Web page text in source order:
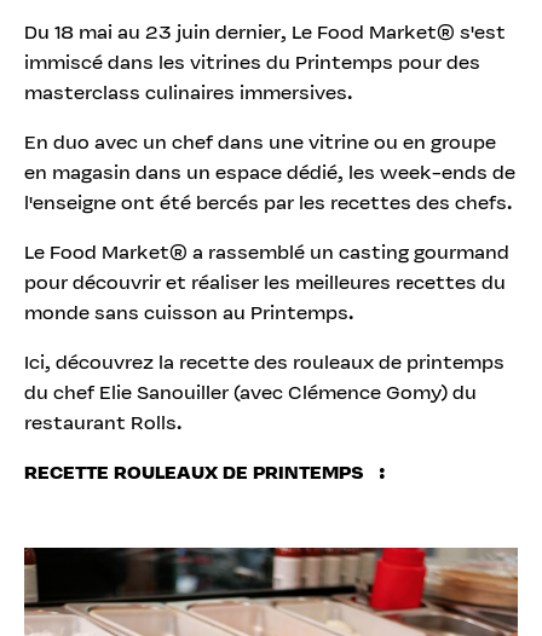
Du 18 mai au 23 juin dernier, Le Food Market® s'est
immiscé dans les vitrines du Printemps pour des
masterclass culinaires immersives.
En duo avec un chef dans une vitrine ou en groupe
en magasin dans un espace dédié, les week-ends de
l'enseigne ont été bercés par les recettes des chefs.
Le Food Market® a rassemblé un casting gourmand
pour découvrir et réaliser les meilleures recettes du
monde sans cuisson au Printemps.
Ici, découvrez la recette des rouleaux de printemps
du chef Elie Sanouiller (avec Clémence Gomy) du
restaurant Rolls.
RECETTE ROULEAUX DE PRINTEMPS :